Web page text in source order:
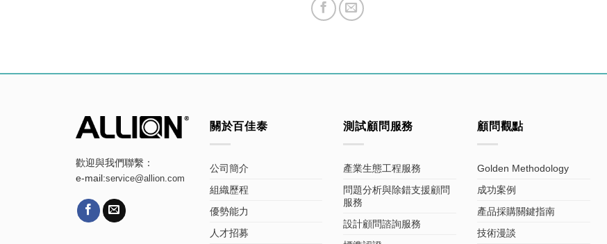
歡迎與我們聯繫：
e-mail:service@allion.com
關於百佳泰
公司簡介
組織歷程
優勢能力
人才招募
測試顧問服務
產業生態工程服務
問題分析與除錯支援顧問
服務
設計顧問諮詢服務
顧問觀點
Golden Methodology
成功案例
產品採購關鍵指南
技術漫談